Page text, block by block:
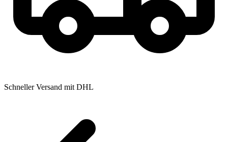
Schneller Versand mit DHL